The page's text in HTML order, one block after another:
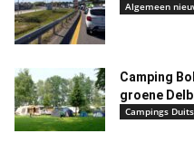
Algemeen
Camping
groene
Campings